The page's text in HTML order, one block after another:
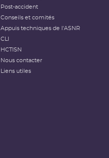
Post-accident
Conseils et comités
Appuis techniques de l'ASNR
CLI
HCTISN
Nous contacter
Liens utiles